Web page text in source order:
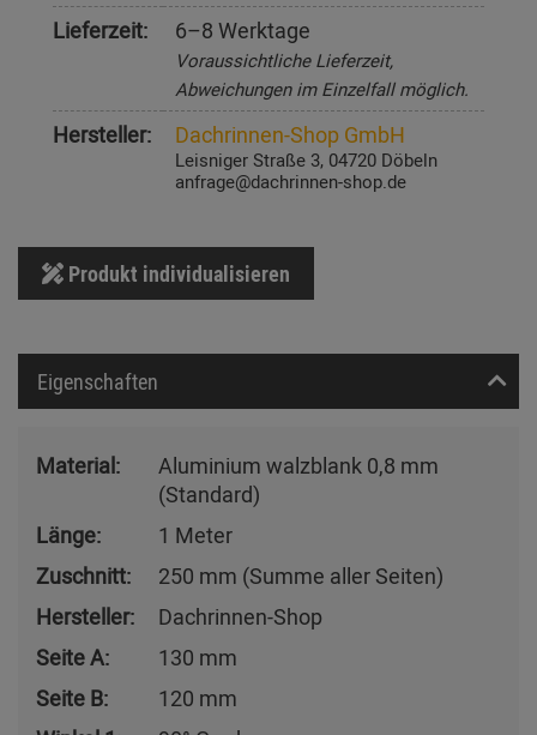
Lieferzeit:
6–8 Werktage
Voraussichtliche Lieferzeit,
Abweichungen im Einzelfall möglich.
Hersteller: Dachrinnen-Shop GmbH
Leisniger Straße 3, 04720 Döbeln
anfrage@dachrinnen-shop.de
Produkt individualisieren
Eigenschaften
Material:
Aluminium walzblank 0,8 mm
(Standard)
Länge:
1 Meter
Zuschnitt:
250 mm (Summe aller Seiten)
Hersteller:
Dachrinnen-Shop
Seite A:
130 mm
Seite B:
120 mm